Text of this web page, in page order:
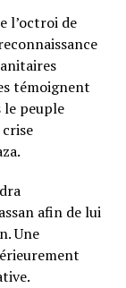
l’octroi de
témoignent
le peuple
afin de lui
Une